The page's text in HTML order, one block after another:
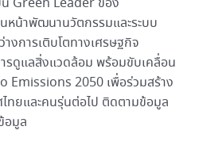
Green Leader ของ
หน้าพัฒนานวัตกรรมและระบบ
งการเติบโตทางเศรษฐกิจ
ดูแลสิ่งแวดล้อม พร้อมขับเคลื่อน
Emissions 2050 เพื่อร่วมสร้าง
ทยและคนรุ่นต่อไป ติดตามข้อมูล
อมูล